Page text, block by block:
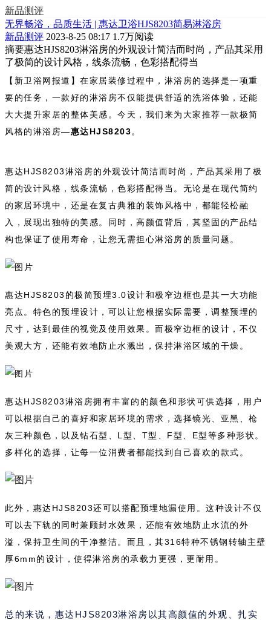
新品测评
无界畅浴，品质生活 | 惠达卫浴HJS8203简易淋浴房
新品测评 2023-8-25 08:17 1.7万阅读
摘要惠达HJS8203淋浴房的外观设计简洁而时尚，产品其采用
了极简的设计风格，线条流畅，色彩搭配得当
【新卫浴网报道】在家居装修过程中，淋浴房的选择是一项重
要的任务，一款好的淋浴房不仅能提供舒适的洗浴体验，还能
大大提升家居的整体美感。今天，我们来为大家推荐一款极简
风格的淋浴房—惠达HJS8203。
惠达HJS8203淋浴房的外观设计简洁而时尚，产品其采用了极
简的设计风格，线条流畅，色彩搭配得当。无论是在现代简约
的家居环境中，还是在复古典雅的装饰风格中，都能轻松融
入，展现出独特的美感。同时，高颜值背后，其坚固的产品结
构也保证了使用寿命，让您无需担心淋浴房的质量问题。
惠达HJS8203的极简预埋3.0设计和极窄边框也是其一大功能
亮点。特色的预埋设计，可以让您根据实际需要，调整预埋的
尺寸，达到最佳的视觉及使用效果。而极窄边框的设计，不仅
美观大方，还能有效地防止水溅出，保持淋浴区域的干燥。
惠达HJS8203淋浴房拥有丰富的的颜色和形状可供选择，用户
可以根据自己的喜好和家居环境的需求，选择镜光、亚黑、枪
灰三种颜色，以及钻石型、L型、T型、F型、E型等多种形状。
多样化的选择，让每一位消费者都能找到自己喜欢的款式。
此外，惠达HJS8203还可以搭配预埋地漏使用。这种设计不仅
可以去下轨的同时兼顾封水效果，还能有效地防止水流的外
溢，保持卫生间的干净整洁。而且，其316特种不锈钢转轴主壁
厚6mm的设计，使得淋浴房的承载力更强，更耐用。
总的来说，惠达HJS8203淋浴房以其高颜值的外观、扎实